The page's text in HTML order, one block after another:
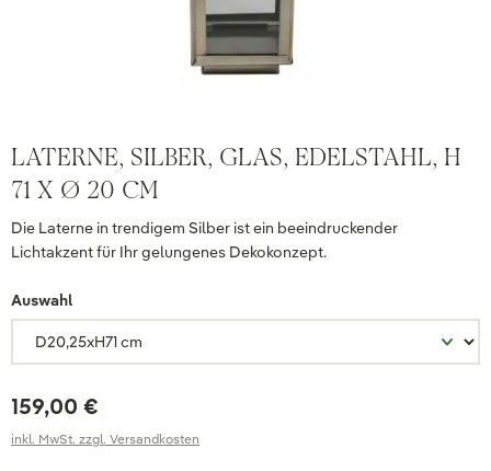
LATERNE, SILBER, GLAS, EDELSTAHL, H
71 X Ø 20 CM
Die Laterne in trendigem Silber ist ein beeindruckender
Lichtakzent für Ihr gelungenes Dekokonzept.
Auswahl
159,00 €
inkl. MwSt. zzgl. Versandkosten